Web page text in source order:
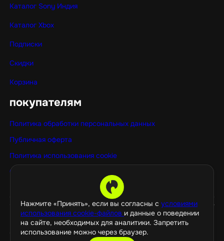
Нажмите «Принять», если вы согласны с условиями
использования cookie-файлов и данные о поведении
на сайте, необходимых для аналитики. Запретить
использование можно через браузер.
Каталог Sony Индия
Каталог Xbox
Подписки
Скидки
Корзина
покупателям
Политика обработки персональных данных
Публичная оферта
Политика использования cookie
Оптовые покупки
©️ 2026 GamePropaganda